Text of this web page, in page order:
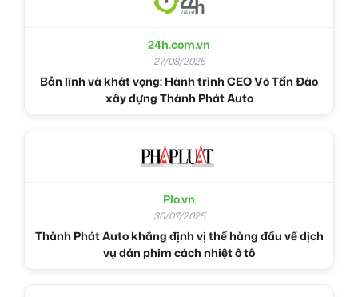
24h.com.vn
27/08/2025
Bản lĩnh và khát vọng: Hành trình CEO Võ Tấn Đào
xây dựng Thành Phát Auto
Plo.vn
30/07/2025
Thành Phát Auto khẳng định vị thế hàng đầu về dịch
vụ dán phim cách nhiệt ô tô